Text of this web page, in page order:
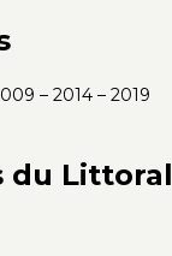
– 2014 – 2019
du Littoral